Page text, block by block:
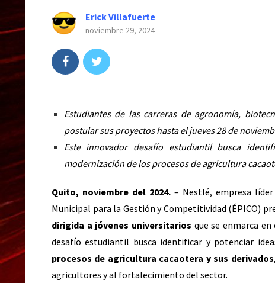
Erick Villafuerte
noviembre 29, 2024
Estudiantes de las carreras de agronomía,
postular sus proyectos hasta el jueves 28 de
Este innovador desafío estudiantil busca
modernización de los procesos de agricultura
Quito, noviembre del 2024. – Nestlé, empresa
Municipal para la Gestión y Competitividad (ÉPICO)
dirigida a jóvenes universitarios que se enmarca
desafío estudiantil busca identificar y potenciar
procesos de agricultura cacaotera y sus derivados
agricultores y al fortalecimiento del sector.